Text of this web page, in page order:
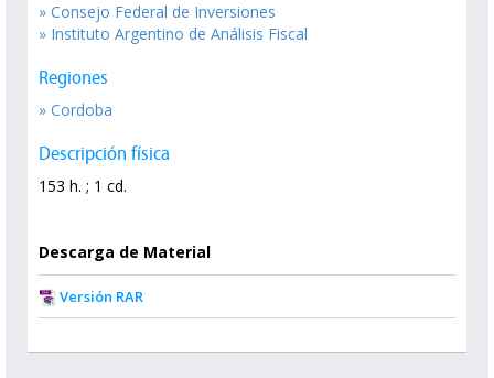
» Consejo Federal de Inversiones
» Instituto Argentino de Análisis Fiscal
Regiones
» Cordoba
Descripción física
153 h. ; 1 cd.
Descarga de Material
Versión RAR